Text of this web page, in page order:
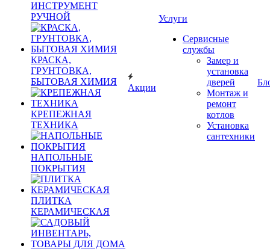
ИНСТРУМЕНТ
РУЧНОЙ
КРАСКА,
ГРУНТОВКА,
БЫТОВАЯ ХИМИЯ
КРЕПЕЖНАЯ
ТЕХНИКА
НАПОЛЬНЫЕ
ПОКРЫТИЯ
ПЛИТКА
КЕРАМИЧЕСКАЯ
Акции
Услуги
Сервисные
службы
Замер и
установка
дверей
Монтаж и
ремонт
котлов
Установка
сантехники